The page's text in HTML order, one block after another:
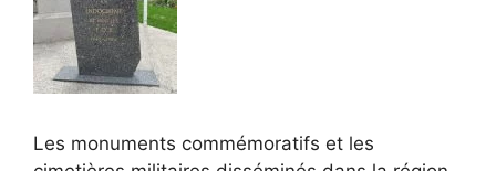
Les monuments commémoratifs et les